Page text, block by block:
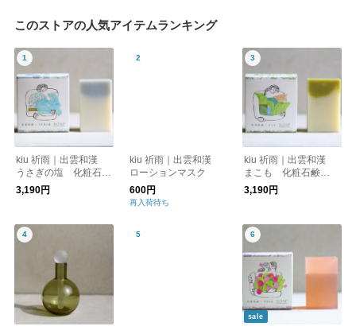
このストアの人気アイテムランキング
kiu 祈雨｜出雲和漢
うさぎの塩 化粧石鹸
「清」
3,190円
kiu 祈雨｜出雲和漢
ローションマスク
600円
再入荷待ち
kiu 祈雨｜出雲和漢
まこも 化粧石鹸
「禊」
3,190円
sale